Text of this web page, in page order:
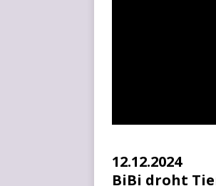
12.12.2024
BiBi droht